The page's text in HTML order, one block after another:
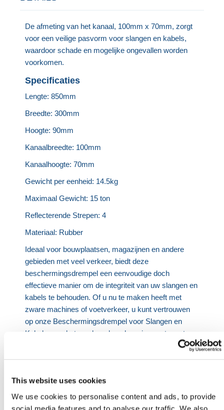
This website uses cookies
We use cookies to personalise content and ads, to provide
social media features and to analyse our traffic. We also
De afmeting van het kanaal, 100mm x 70mm, zorgt
voor een veilige pasvorm voor slangen en kabels,
waardoor schade en mogelijke ongevallen worden
voorkomen.
Specificaties
Lengte: 850mm
Breedte: 300mm
Hoogte: 90mm
Kanaalbreedte: 100mm
Kanaalhoogte: 70mm
Gewicht per eenheid: 14.5kg
Maximaal Gewicht: 15 ton
Reflecterende Strepen: 4
Materiaal: Rubber
Ideaal voor bouwplaatsen, magazijnen en andere
gebieden met veel verkeer, biedt deze
beschermingsdrempel een eenvoudige doch
effectieve manier om de integriteit van uw slangen en
kabels te behouden. Of u nu te maken heeft met
zware machines of voetverkeer, u kunt vertrouwen
op onze Beschermingsdrempel voor Slangen en
Kabels voor betrouwbare bescherming, wat zorgt
Toegangsbarrières,Verkeersmanagement
Permanent Hekwerk&Tijdelijk Hekwerkdie voldoen